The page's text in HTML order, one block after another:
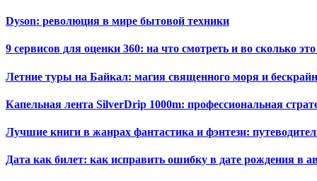
Dyson: революция в мире бытовой техники
9 сервисов для оценки 360: на что смотреть и во сколько это
Летние туры на Байкал: магия священного моря и
Капельная лента SilverDrip 1000m: профессиональная
Лучшие книги в жанрах фантастика и фэнтези:
Дата как билет: как исправить ошибку в дате рождения в